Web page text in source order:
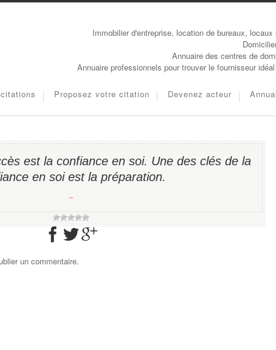
Immobilier d'entreprise, location de bureaux,
Annuaire des centres de
Annuaire professionnels pour trouver le fournisseur
Proposez votre citation Devenez acteur
est la confiance en soi. Une des clés de la
en soi est la préparation.
−
un commentaire.